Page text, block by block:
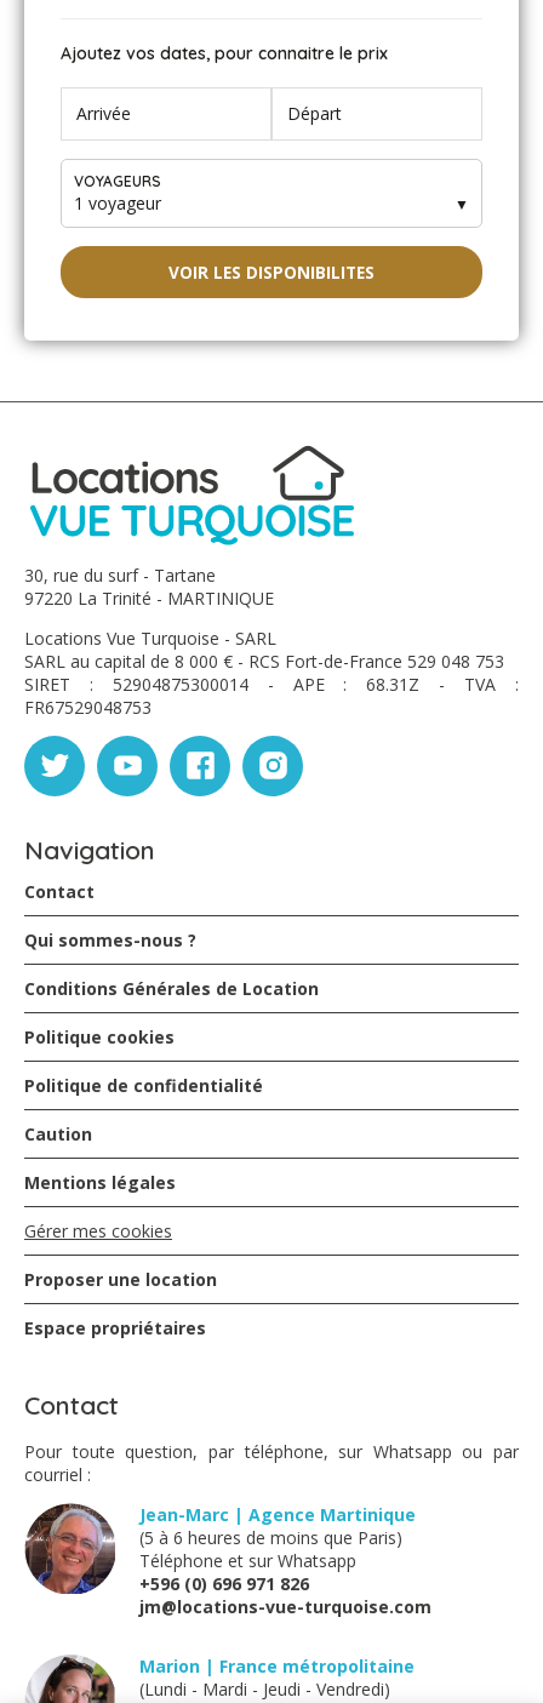
Ajoutez vos dates, pour connaitre le prix
VOYAGEURS
1 voyageur ▼
VOIR LES DISPONIBILITES
30, rue du surf - Tartane
97220 La Trinité - MARTINIQUE
Locations Vue Turquoise - SARL
SARL au capital de 8 000 € - RCS Fort-de-France 529 048 753
SIRET : 52904875300014 - APE : 68.31Z - TVA :
FR67529048753
Navigation
Contact
Qui sommes-nous ?
Conditions Générales de Location
Politique cookies
Politique de confidentialité
Caution
Mentions légales
Gérer mes cookies
Proposer une location
Espace propriétaires
Contact
Pour toute question, par téléphone, sur Whatsapp ou par
courriel :
Jean-Marc | Agence Martinique
(5 à 6 heures de moins que Paris)
Téléphone et sur Whatsapp
+596 (0) 696 971 826
jm@locations-vue-turquoise.com
Marion | France métropolitaine
(Lundi - Mardi - Jeudi - Vendredi)